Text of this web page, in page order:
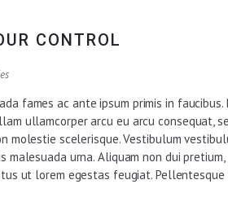
CONTROL
fames ac ante ipsum primis in
ullamcorper arcu eu arcu consequat,
molestie scelerisque. Vestibulum
malesuada urna. Aliquam non dui
ut lorem egestas feugiat. Pellentesque